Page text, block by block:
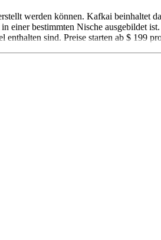
werden können. Kafkai beinhaltet
einer bestimmten Nische ausgebildet
enthalten sind. Preise starten ab $ 199